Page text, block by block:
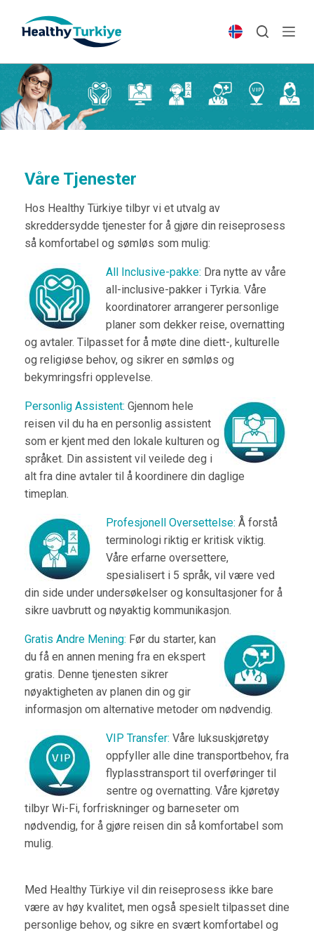
p
o
c
Våre Tjenester
Hos Healthy Türkiye tilbyr vi et utvalg av
skreddersydde tjenester for å gjøre din reiseprosess
så komfortabel og sømløs som mulig:
All Inclusive-pakke: Dra nytte av våre
all-inclusive-pakker i Tyrkia. Våre
koordinatorer arrangerer personlige
planer som dekker reise, overnatting
og avtaler. Tilpasset for å møte dine diett-, kulturelle
og religiøse behov, og sikrer en sømløs og
bekymringsfri opplevelse.
Personlig Assistent: Gjennom hele
reisen vil du ha en personlig assistent
som er kjent med den lokale kulturen og
språket. Din assistent vil veilede deg i
alt fra dine avtaler til å koordinere din daglige
timeplan.
Profesjonell Oversettelse: Å forstå
terminologi riktig er kritisk viktig.
Våre erfarne oversettere,
spesialisert i 5 språk, vil være ved
din side under undersøkelser og konsultasjoner for å
sikre uavbrutt og nøyaktig kommunikasjon.
Gratis Andre Mening: Før du starter, kan
du få en annen mening fra en ekspert
gratis. Denne tjenesten sikrer
nøyaktigheten av planen din og gir
informasjon om alternative metoder om nødvendig.
VIP Transfer: Våre luksuskjøretøy
oppfyller alle dine transportbehov, fra
flyplasstransport til overføringer til
sentre og overnatting. Våre kjøretøy
tilbyr Wi-Fi, forfriskninger og barneseter om
nødvendig, for å gjøre reisen din så komfortabel som
mulig.
Med Healthy Türkiye vil din reiseprosess ikke bare
være av høy kvalitet, men også spesielt tilpasset dine
personlige behov, og sikre en svært komfortabel og